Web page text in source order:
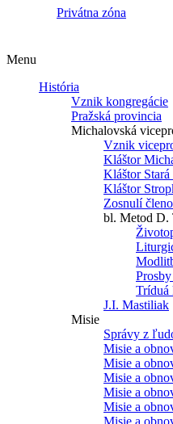
Privátna zóna
Menu
História
Vznik kongregácie
Pražská provincia
Michalovská
Vznik
Kláštor
Kláštor
Kláštor
Zosnulí
bl. Metod D.
Tríduá
J.I. Mastiliak
Misie
Správy z
Misie a
Misie a
Misie a
Misie a
Misie a
Misie a